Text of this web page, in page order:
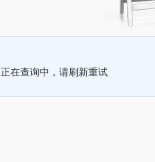
正在查询中，请刷新重试